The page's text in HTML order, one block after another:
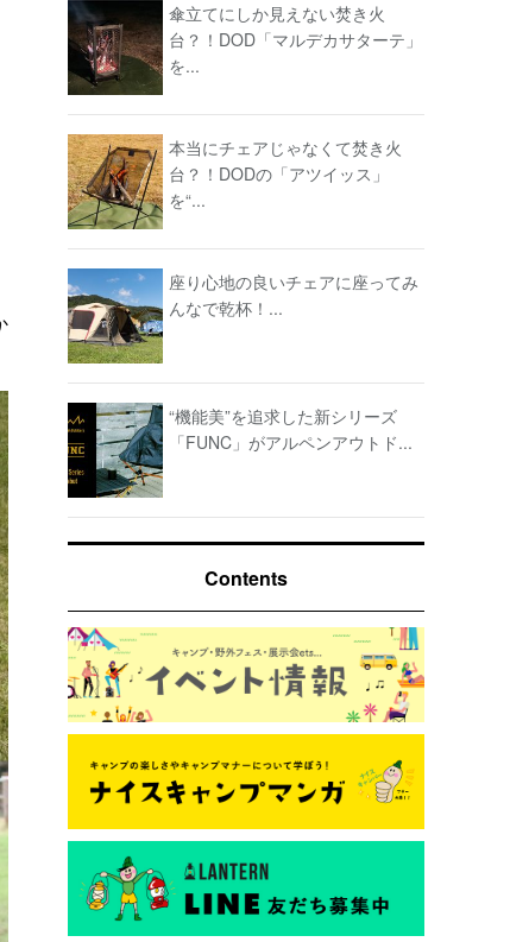
傘立てにしか見えない焚き火
台？！DOD「マルデカサターテ」
を...
本当にチェアじゃなくて焚き火
台？！DODの「アツイッス」
を“...
座り心地の良いチェアに座ってみ
んなで乾杯！...
“機能美”を追求した新シリーズ
「FUNC」がアルペンアウトド...
Contents